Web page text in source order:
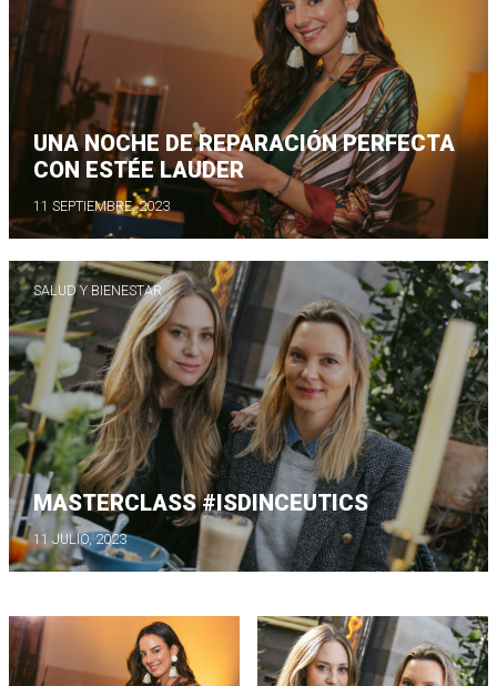
UNA NOCHE DE REPARACIÓN PERFECTA
CON ESTÉE LAUDER
11 SEPTIEMBRE, 2023
SALUD Y BIENESTAR
MASTERCLASS #ISDINCEUTICS
11 JULIO, 2023